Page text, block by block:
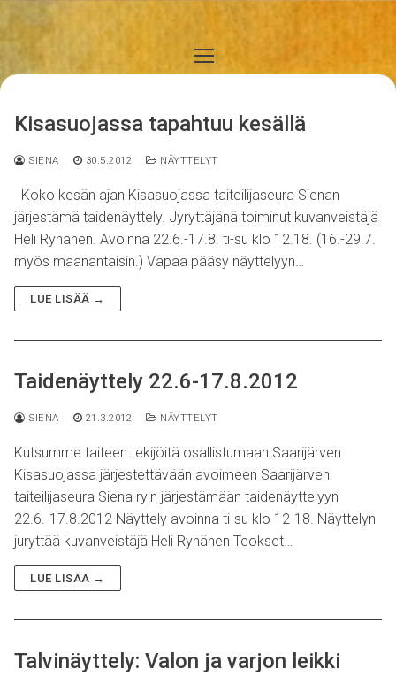
sisältöön
Kisasuojassa tapahtuu kesällä
SIENA 30.5.2012 NÄYTTELYT
Koko kesän ajan Kisasuojassa taiteilijaseura Sienan
järjestämä taidenäyttely. Jyryttäjänä toiminut kuvanveistäjä
Heli Ryhänen. Avoinna 22.6.-17.8. ti-su klo 12.18. (16.-29.7.
myös maanantaisin.) Vapaa pääsy näyttelyyn…
LUE LISÄÄ →
Taidenäyttely 22.6-17.8.2012
SIENA 21.3.2012 NÄYTTELYT
Kutsumme taiteen tekijöitä osallistumaan Saarijärven
Kisasuojassa järjestettävään avoimeen Saarijärven
taiteilijaseura Siena ry:n järjestämään taidenäyttelyyn
22.6.-17.8.2012 Näyttely avoinna ti-su klo 12-18. Näyttelyn
juryttää kuvanveistäjä Heli Ryhänen Teokset…
LUE LISÄÄ →
Talvinäyttely: Valon ja varjon leikki